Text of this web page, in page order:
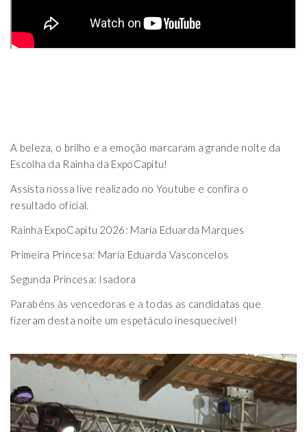
A beleza, o brilho e a emoção marcaram a grande noite da
Escolha da Rainha da ExpoCapitu!
Assista nossa live realizado no Youtube e confira o
resultado oficial.
Rainha ExpoCapitu 2026: Maria Eduarda Marques
Primeira Princesa: Maria Eduarda Vasconcelos
Segunda Princesa: Isadora
Parabéns às vencedoras e a todas as candidatas que
fizeram desta noite um espetáculo inesquecível!